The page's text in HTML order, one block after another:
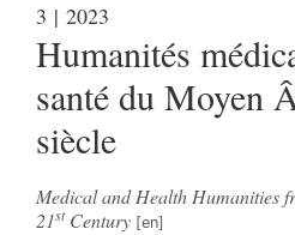
3 | 2023
Humanités
santé du Moyen
siècle
Medical and Health Humanities
21stCentury